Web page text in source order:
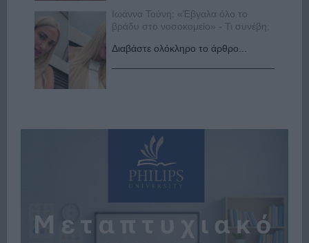
Ιωάννα Τούνη: «Έβγαλα όλο το
βράδυ στο νοσοκομείο» - Τι συνέβη;
Διαβάστε ολόκληρο το άρθρο...